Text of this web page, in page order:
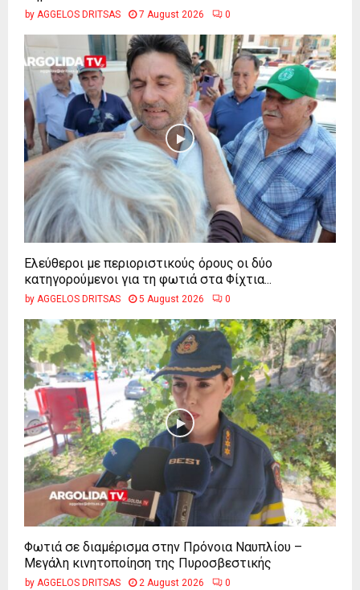
by AGGELOS DRITSAS 7 August 2026 0
Ελεύθεροι με περιοριστικούς όρους οι δύο
κατηγορούμενοι για τη φωτιά στα Φίχτια...
by AGGELOS DRITSAS 5 August 2026 0
Φωτιά σε διαμέρισμα στην Πρόνοια Ναυπλίου –
Μεγάλη κινητοποίηση της Πυροσβεστικής
by AGGELOS DRITSAS 2 August 2026 0